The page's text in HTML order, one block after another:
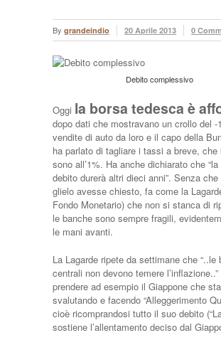
By grandeindio 20 Aprile 2013 0
Debito complessivo
Oggi la borsa tedesca è
dopo dati che mostravano un crollo del -
vendite di auto da loro e il capo della
ha parlato di tagliare i tassi a breve, che
sono all’1%. Ha anche dichiarato che
debito durerà altri dieci anni”. Senza
glielo avesse chiesto, fa come la
Fondo Monetario) che non si stanca di
le banche sono sempre fragili,
le mani avanti.
La Lagarde ripete da settimane che “..le
centrali non devono temere
prendere ad esempio il Giappone che sta
svalutando e facendo “Alleggerimento
cioè ricomprandosi tutto il suo debito
sostiene l’allentamento deciso dal